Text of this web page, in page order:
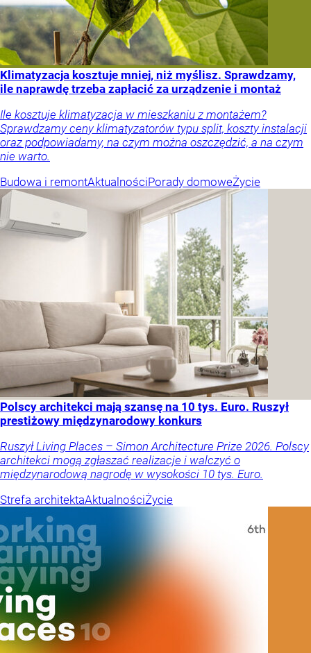
Klimatyzacja kosztuje mniej, niż myślisz. Sprawdzamy,
ile naprawdę trzeba zapłacić za urządzenie i montaż
Ile kosztuje klimatyzacja w mieszkaniu z montażem?
Sprawdzamy ceny klimatyzatorów typu split, koszty instalacji
oraz podpowiadamy, na czym można oszczędzić, a na czym
nie warto.
Budowa i remontAktualnościPorady domoweŻycie
Polscy architekci mają szansę na 10 tys. Euro. Ruszył
prestiżowy międzynarodowy konkurs
Ruszył Living Places – Simon Architecture Prize 2026. Polscy
architekci mogą zgłaszać realizacje i walczyć o
międzynarodową nagrodę w wysokości 10 tys. Euro.
Strefa architektaAktualnościŻycie